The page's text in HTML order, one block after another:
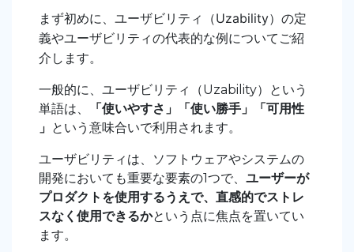
まず初めに、ユーザビリティ（Uzability）の定
義やユーザビリティの代表的な例についてご紹
介します。
一般的に、ユーザビリティ（Uzability）という
単語は、
「使いやすさ」「使い勝手」「可用性
」 という意味合いで利用されます。
ユーザビリティは、ソフトウェアやシステムの
開発においても重要な要素の1つで、 ユーザーが
プロダクトを使用するうえで、直感的でストレ
スなく使用できるかという点に焦点を置いてい
ます。